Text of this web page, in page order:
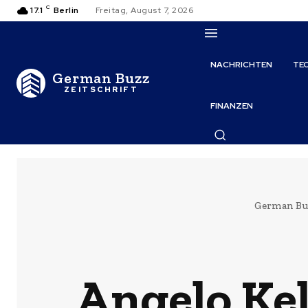
17.1 C Berlin Freitag, August 7, 2026
German Buzz
ZEITSCHRIFT
NACHRICHTEN
FINANZEN
German